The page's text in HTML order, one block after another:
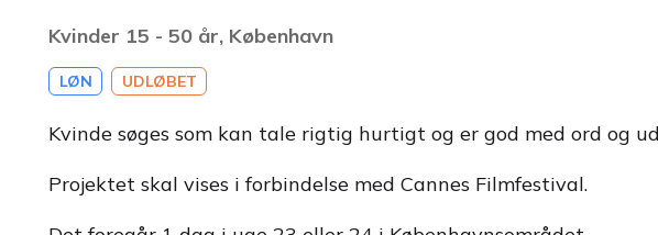
Kvinder 15 - 50 år, København
LØN UDLØBET
Kvinde søges som kan tale rigtig hurtigt og er god med ord og
Projektet skal vises i forbindelse med Cannes Filmfestival.